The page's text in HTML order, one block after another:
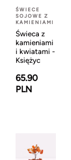
ŚWIECE
SOJOWE Z
KAMIENIAMI
Świeca z
kamieniami
i kwiatami -
Księżyc
65.90
PLN